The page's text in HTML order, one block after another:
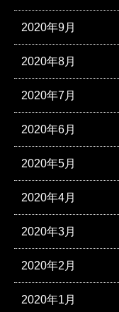
2020年9月
2020年8月
2020年7月
2020年6月
2020年5月
2020年4月
2020年3月
2020年2月
2020年1月